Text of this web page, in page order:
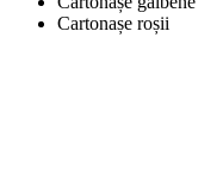
Cartonașe roșii